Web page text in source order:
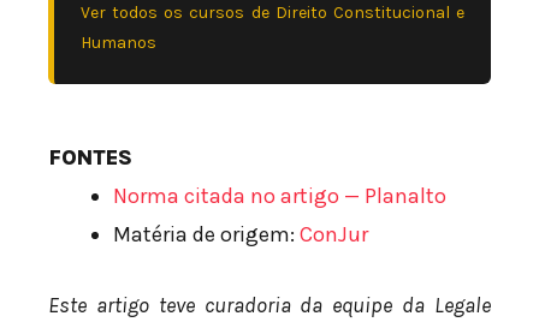
Ver todos os cursos de Direito Constitucional e
Humanos
FONTES
Norma citada no artigo — Planalto
Matéria de origem: ConJur
Este artigo teve curadoria da equipe da Legale